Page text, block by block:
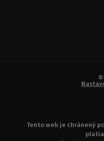
©
Tento web je chránený